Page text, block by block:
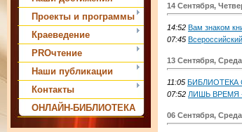
Проекты и программы
Краеведение
PROчтение
Наши публикации
Контакты
ОНЛАЙН-БИБЛИОТЕКА
14 Сентября,
14:52 Вам знаком
07:45
13 Сентября, Среда
11:05 БИБЛИОТЕКА
07:52 ЛИШЬ ВРЕМЯ
06 Сентября, Среда